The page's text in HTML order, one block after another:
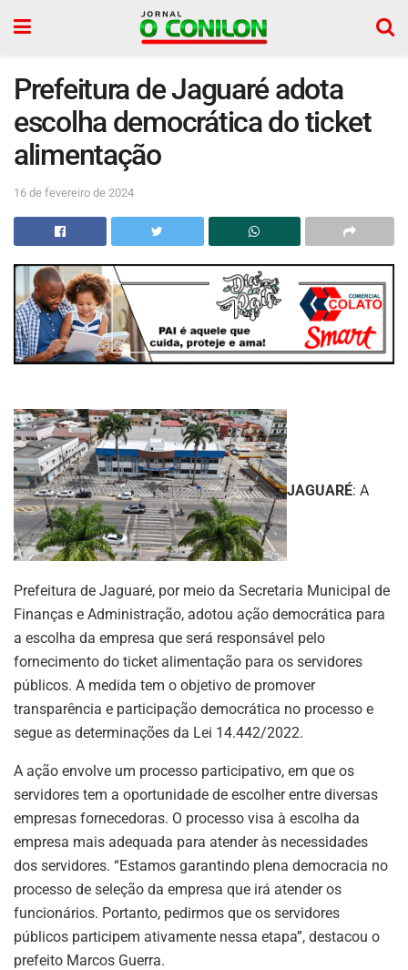
Prefeitura de Jaguaré adota
escolha democrática do ticket
alimentação
16 de fevereiro de 2024
JAGUARÉ: A
Prefeitura de Jaguaré, por meio da Secretaria Municipal de
Finanças e Administração, adotou ação democrática para
a escolha da empresa que será responsável pelo
fornecimento do ticket alimentação para os servidores
públicos. A medida tem o objetivo de promover
transparência e participação democrática no processo e
segue as determinações da Lei 14.442/2022.
A ação envolve um processo participativo, em que os
servidores tem a oportunidade de escolher entre diversas
empresas fornecedoras. O processo visa à escolha da
empresa mais adequada para atender às necessidades
dos servidores. “Estamos garantindo plena democracia no
processo de seleção da empresa que irá atender os
funcionários. Portanto, pedirmos que os servidores
públicos participem ativamente nessa etapa”, destacou o
prefeito Marcos Guerra.